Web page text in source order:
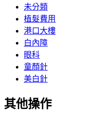
未分類
植髮費用
港口大樓
白內障
眼科
童顏針
美白針
其他操作